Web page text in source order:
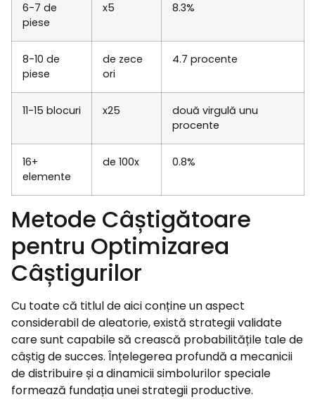
6-7 de
piese
x5 8.3%
8-10 de
piese
de zece
ori
4.7 procente
11-15 blocuri x25
două virgulă unu
procente
16+
elemente
de 100x 0.8%
Metode Câștigătoare
pentru Optimizarea
Câștigurilor
Cu toate că titlul de aici conține un aspect
considerabil de aleatorie, există strategii validate
care sunt capabile să crească probabilitățile tale de
câștig de succes. Înțelegerea profundă a mecanicii
de distribuire și a dinamicii simbolurilor speciale
formează fundația unei strategii productive.